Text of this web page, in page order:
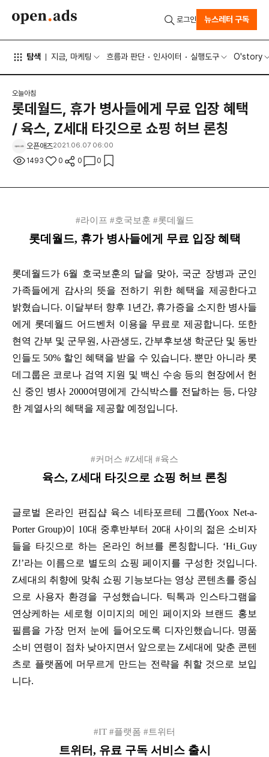
탐색 지금, 마케팅 흐름과 판단 인사이터 실행도구 O'story
로그인 뉴스레터 구독
오늘아침
롯데월드, 휴가 병사들에게 무료 입장 혜택
/ 육스, Z세대 타깃으로 쇼핑 허브 론칭
오픈애즈2021.06.07 06:00
1493 0 0 0
#라이프 #호국보훈 #롯데월드
롯데월드, 휴가 병사들에게 무료 입장 혜택
롯데월드가 6월 호국보훈의 달을 맞아, 국군 장병과 군인
가족들에게 감사의 뜻을 전하기 위한 혜택을 제공한다고
밝혔습니다. 이달부터 향후 1년간, 휴가증을 소지한 병사들
에게 롯데월드 어드벤처 이용을 무료로 제공합니다. 또한
현역 간부 및 군무원, 사관생도, 간부후보생 학군단 및 동반
인들도 50% 할인 혜택을 받을 수 있습니다. 뿐만 아니라 롯
데그룹은 코로나 검역 지원 및 백신 수송 등의 현장에서 헌
신 중인 병사 2000여명에게 간식박스를 전달하는 등, 다양
한 계열사의 혜택을 제공할 예정입니다.
#커머스 #Z세대 #육스
육스, Z세대 타깃으로 쇼핑 허브 론칭
글로벌 온라인 편집샵 육스 네타포르테 그룹(Yoox Net-a-
Porter Group)이 10대 중후반부터 20대 사이의 젊은 소비자
들을 타깃으로 하는 온라인 허브를 론칭합니다. ‘Hi_Guy
Z!’라는 이름으로 별도의 쇼핑 페이지를 구성한 것입니다.
Z세대의 취향에 맞춰 쇼핑 기능보다는 영상 콘텐츠를 중심
으로 사용자 환경을 구성했습니다. 틱톡과 인스타그램을
연상케하는 세로형 이미지의 메인 페이지와 브랜드 홍보
필름을 가장 먼저 눈에 들어오도록 디자인했습니다. 명품
소비 연령이 점차 낮아지면서 앞으로는 Z세대에 맞춘 콘텐
츠로 플랫폼에 머무르게 만드는 전략을 취할 것으로 보입
니다.
#IT #플랫폼 #트위터
트위터, 유료 구독 서비스 출시